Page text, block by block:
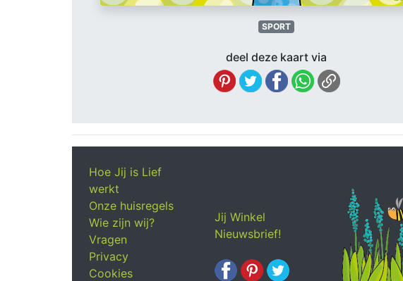
SPORT
deel deze kaart via
Hoe Jij is Lief
werkt
Onze huisregels
Wie zijn wij?
Vragen
Privacy
Cookies
Jij Winkel
Nieuwsbrief!